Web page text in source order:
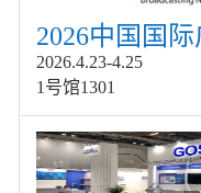
2026.4.23-4.25
1号馆1301